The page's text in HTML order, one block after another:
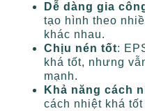
Dễ dàng gia
tạo hình theo
khác nhau.
Chịu nén tốt:
khá tốt, nhưng
mạnh.
Khả năng cách
cách nhiệt khá